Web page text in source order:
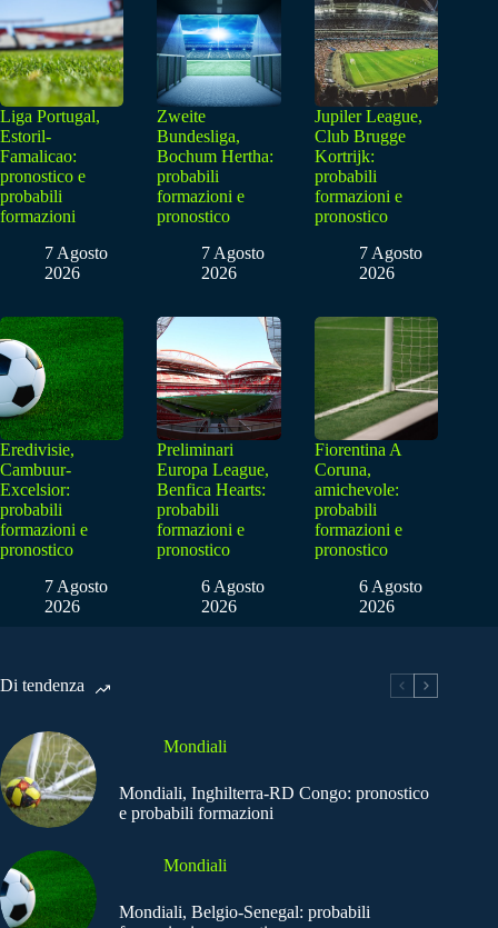
Liga Portugal,
Estoril-
Famalicao:
pronostico e
probabili
formazioni
7 Agosto
2026
Zweite
Bundesliga,
Bochum Hertha:
probabili
formazioni e
pronostico
7 Agosto
2026
Jupiler League,
Club Brugge
Kortrijk:
probabili
formazioni e
pronostico
7 Agosto
2026
Eredivisie,
Cambuur-
Excelsior:
probabili
formazioni e
pronostico
7 Agosto
2026
Preliminari
Europa League,
Benfica Hearts:
probabili
formazioni e
pronostico
6 Agosto
2026
Fiorentina A
Coruna,
amichevole:
probabili
formazioni e
pronostico
6 Agosto
2026
Di tendenza
Mondiali
Mondiali, Inghilterra-RD Congo: pronostico
e probabili formazioni
Mondiali
Mondiali, Belgio-Senegal: probabili